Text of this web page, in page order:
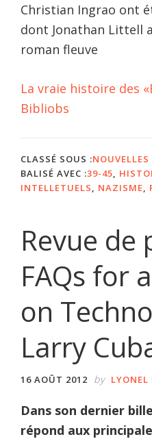
Christian Ingrao ont
dont Jonathan Littell
roman fleuve
La vraie histoire des
Bibliobs
CLASSÉ SOUS :
BALISÉ AVEC :39-45
INTELLETUELS
NAZISME
Revue de
FAQs for
on
Larry
16 AOÛT 2012 by
Dans son dernier
répond aux